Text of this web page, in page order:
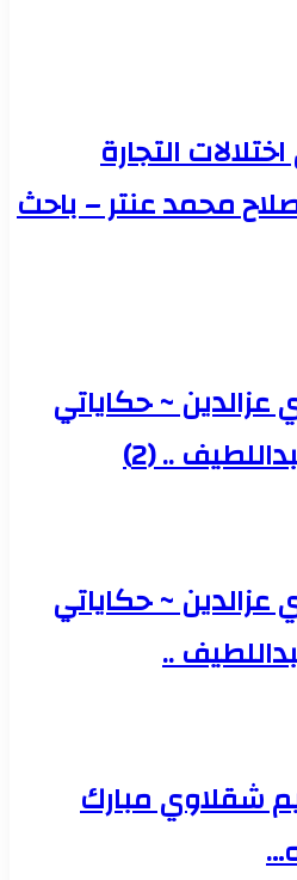
التجارة
محمد عنتر – باحث
~ حكاياتي
.. (2)
~ حكاياتي
..
شقلاوي مبارك